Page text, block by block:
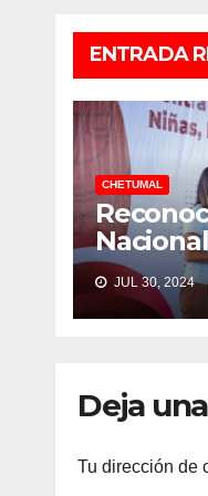
ENTRADA
CHETUMAL
Othón
JUL 30, 2024
Deja
Tu dirección de